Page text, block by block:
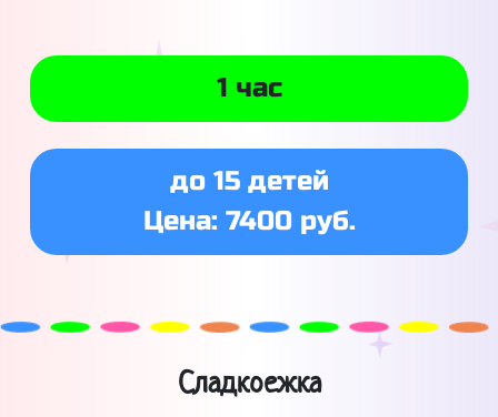
1 час
до 15 детей
Цена: 7400 руб.
Сладкоежка